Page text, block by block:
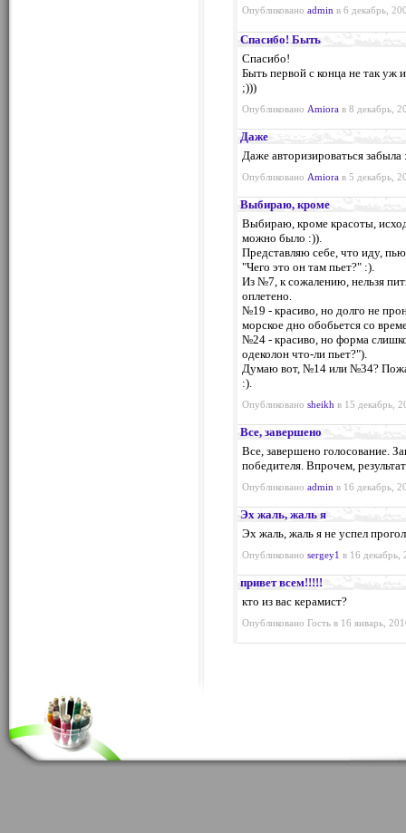
Опубликовано admin в 6 декабрь,
Спасибо! Быть
Спасибо!
Быть первой с конца не так уж
;)))
Опубликовано Amiora в 8 декабрь,
Даже
Даже авторизироваться забыла
Опубликовано Amiora в 5 декабрь,
Выбираю, кроме
Выбираю, кроме красоты,
можно было :)).
Представляю себе, что иду,
"Чего это он там пьет?" :).
Из №7, к сожалению, нельзя
оплетено.
№19 - красиво, но долго не
морское дно обобьется со
№24 - красиво, но форма
одеколон что-ли пьет?").
Думаю вот, №14 или №34?
:).
Опубликовано sheikh в 15 декабрь,
Все, завершено
Все, завершено голосование.
победителя. Впрочем,
Опубликовано admin в 16 декабрь,
Эх жаль, жаль я
Эх жаль, жаль я не успел
Опубликовано sergey1 в 16
привет всем!!!!!
кто из вас керамист?
Опубликовано Гость в 16 январь,